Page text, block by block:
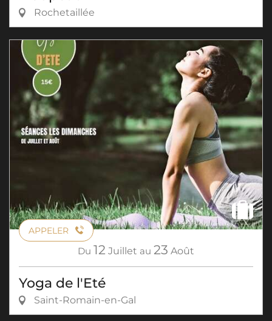
Rochetaillée
APPELER
Du 12 Juillet au 23 Août
Yoga de l'Eté
Saint-Romain-en-Gal